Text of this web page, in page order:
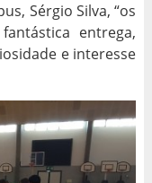
Sérgio Silva, “os
entrega,
e interesse